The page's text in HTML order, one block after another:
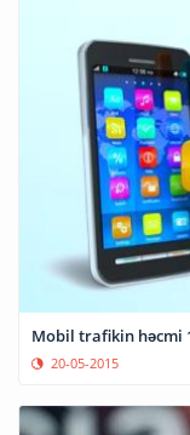
Mobil trafikin həcmi
20-05-2015